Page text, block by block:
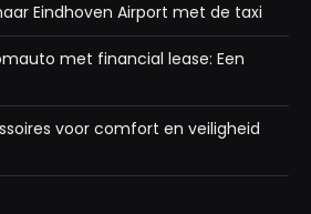
Eindhoven Airport met de taxi
met financial lease: Een
voor comfort en veiligheid